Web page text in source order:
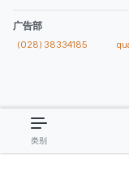
总编辑
副总编辑: 阮玉英、范文长
总台: (028) 39294091 - 转
热线: 096.558.1888
编辑部: (028) 39294092 -